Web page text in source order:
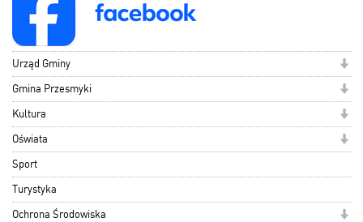
Urząd Gminy
Gmina Przesmyki
Kultura
Oświata
Sport
Turystyka
Ochrona Środowiska